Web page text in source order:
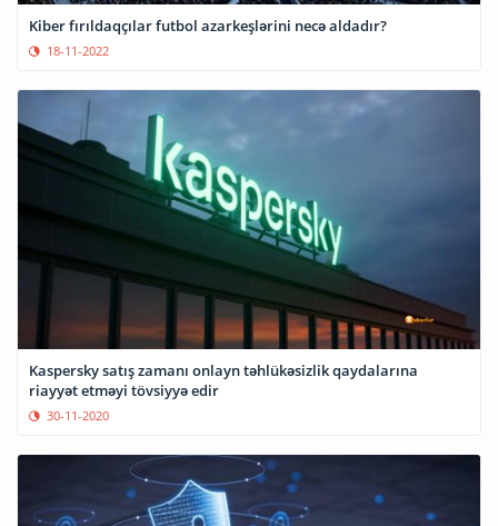
Kiber fırıldaqçılar futbol azarkeşlərini necə aldadır?
18-11-2022
Kaspersky satış zamanı onlayn təhlükəsizlik qaydalarına
riayyət etməyi tövsiyyə edir
30-11-2020